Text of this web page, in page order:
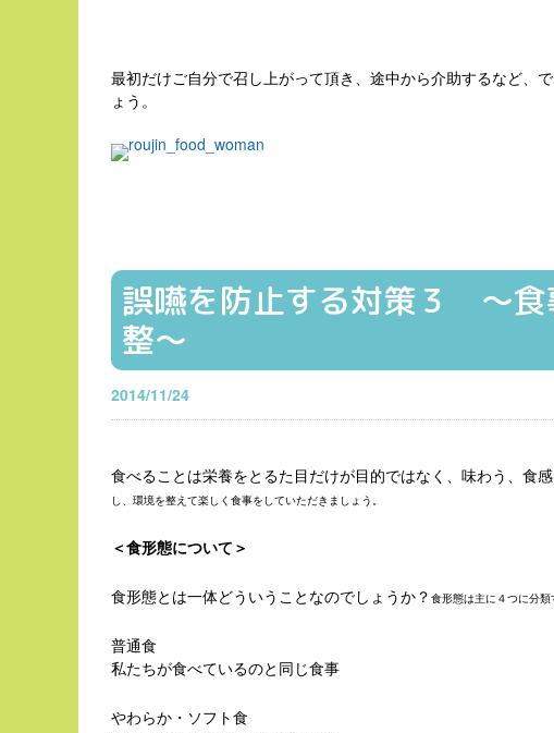
最初だけご自分で召し上がって頂き、途中から介助するなど、
ょう。
誤嚥を防止する対策３ 〜食
整〜
2014/11/24
食べることは栄養をとるた目だけが目的ではなく、味わう、食
し、環境を整えて楽しく食事をしていただきましょう。
＜食形態について＞
食形態とは一体どういうことなのでしょうか？ 食形態は主に４つに分類
普通食
私たちが食べているのと同じ食事
やわらか・ソフト食